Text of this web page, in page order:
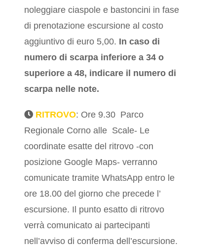
noleggiare ciaspole e bastoncini in fase
di prenotazione escursione al costo
aggiuntivo di euro 5,00. In caso di
numero di scarpa inferiore a 34 o
superiore a 48, indicare il numero di
scarpa nelle note.
RITROVO: Ore 9.30 Parco
Regionale Corno alle Scale- Le
coordinate esatte del ritrovo -con
posizione Google Maps- verranno
comunicate tramite WhatsApp entro le
ore 18.00 del giorno che precede l’
escursione. Il punto esatto di ritrovo
verrà comunicato ai partecipanti
nell’avviso di conferma dell’escursione.